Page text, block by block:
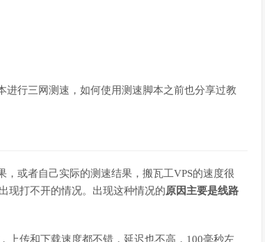
进行三网测速，如何使用测速脚本之前也分享过教
，或者自己实际的测速结果，搬瓦工VPS的速度很
现打不开的情况。出现这种情况的原因主要是线路
上传和下载速度都不错，延迟也不高，100毫秒左